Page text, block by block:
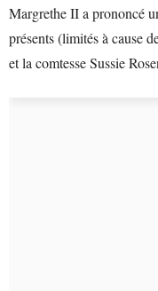
Margrethe II a prononcé
présents (limités à cause
et la comtesse Sussie